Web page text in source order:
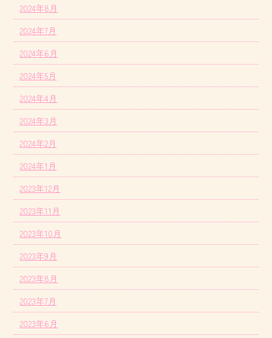
2024年8月
2024年7月
2024年6月
2024年5月
2024年4月
2024年3月
2024年2月
2024年1月
2023年12月
2023年11月
2023年10月
2023年9月
2023年8月
2023年7月
2023年6月